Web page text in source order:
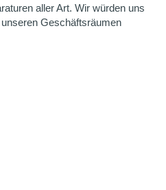
aller Art. Wir würden uns
Geschäftsräumen